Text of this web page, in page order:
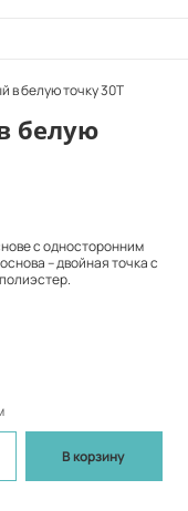
в белую точку 30T
белую
с односторонним
– двойная точка с
В корзину